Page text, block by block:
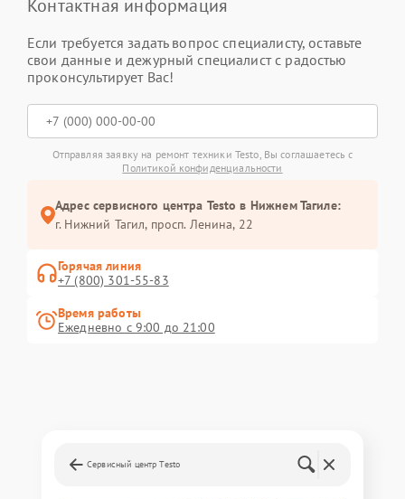
Контактная информация
Если требуется задать вопрос специалисту, оставьте
свои данные и дежурный специалист с радостью
проконсультирует Вас!
Отправляя заявку на ремонт техники Testo, Вы соглашаетесь с
Политикой конфиденциальности
Адрес сервисного центра Testo в Нижнем Тагиле:
г. Нижний Тагил, просп. Ленина, 22
Горячая линия
+7 (800) 301-55-83
Время работы
Ежедневно с 9:00 до 21:00
Сервисный центр Testo